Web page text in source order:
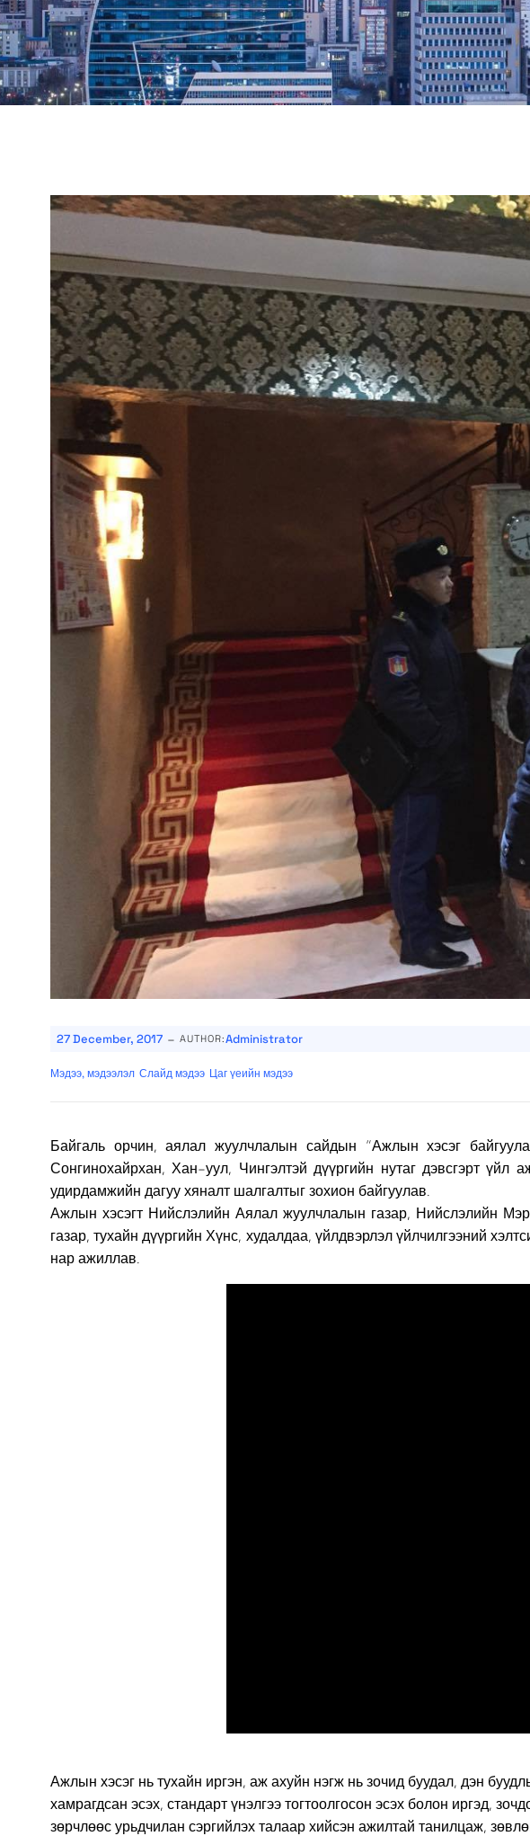
27 December, 2017 - AUTHOR:Administrator
Мэдээ, мэдээлэл Слайд мэдээ Цаг үеийн мэдээ
Байгаль орчин, аялал жуулчлалын сайдын “Ажлын хэсэг
Сонгинохайрхан, Хан-уул, Чингэлтэй дүүргийн нутаг дэвсгэрт үйл
удирдамжийн дагуу хяналт шалгалтыг зохион байгуулав.
Ажлын хэсэгт Нийслэлийн Аялал жуулчлалын газар, Нийслэлийн
газар, тухайн дүүргийн Хүнс, худалдаа, үйлдвэрлэл үйлчилгээний
нар ажиллав.
Ажлын хэсэг нь тухайн иргэн, аж ахуйн нэгж нь зочид буудал, дэн
хамрагдсан эсэх, стандарт үнэлгээ тогтоолгосон эсэх болон иргэд,
зөрчлөөс урьдчилан сэргийлэх талаар хийсэн ажилтай танилцаж,